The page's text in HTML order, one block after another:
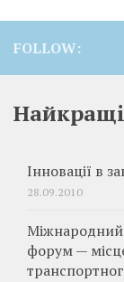
FOLLOW:
Найкращі
Інновації в
28.09.2010
форум —